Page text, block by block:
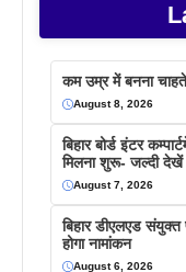
कम उम्र में बनना
August 8, 2026
बिहार बोर्ड इंटर
मिलना शुरू- जल्दी देखें
August 7, 2026
बिहार डीएलएड संयुक्त
होगा नामांकन
August 6, 2026